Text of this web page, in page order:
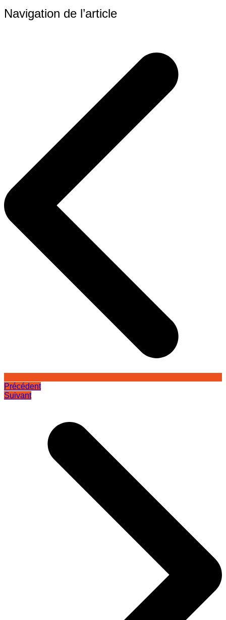
Navigation de l’article
Précédent
Suivant